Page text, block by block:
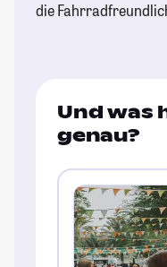
die
Und was
genau?